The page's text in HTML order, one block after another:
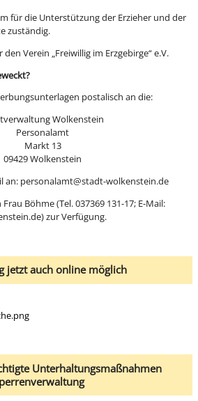
für die Unterstützung der Erzieher und der
zuständig.
Verein „Freiwillig im Erzgebirge“ e.V.
postalisch an die:
Wolkenstein
Personalamt
Markt 13
09429 Wolkenstein
an: personalamt@stadt-wolkenstein.de
Böhme (Tel. 037369 131-17; E-Mail:
zur Verfügung.
jetzt auch online möglich
Unterhaltungsmaßnahmen